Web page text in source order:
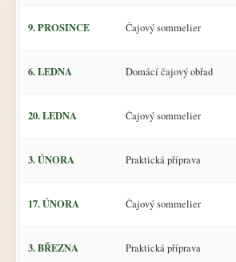
9. PROSINCE Čajový sommelier
6. LEDNA Domácí čajový obřad
20. LEDNA Čajový sommelier
3. ÚNORA Praktická příprava
17. ÚNORA Čajový sommelier
3. BŘEZNA Praktická příprava